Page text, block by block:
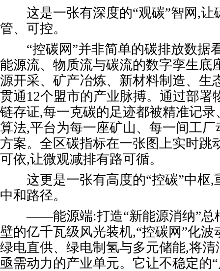
这是一张有深度的“观碳”智网,让
管、可控。
“控碳网”并非简单的碳排放数据
能源流、物质流与碳流的数字孪生底
源开采、矿产冶炼、新材料制造、生
贯通12个盟市的产业脉搏。通过部署
链存证,每一克碳的足迹都被精准记
算法,平台为每一座矿山、每一间工
方案。全区碳指标在一张图上实时跳
可依,让微观减排有路可循。
这更是一张有高度的“控碳”中枢,
中和路径。
——能源端:打造“新能源消纳”总
壁的亿千瓦级风光装机,“控碳网”化
绿电直供、绿电制氢与多元储能,将
亟需动力的产业单元。它让不稳定的